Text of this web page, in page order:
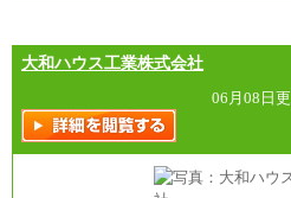
大和ハウス工業株式会社
06月08日